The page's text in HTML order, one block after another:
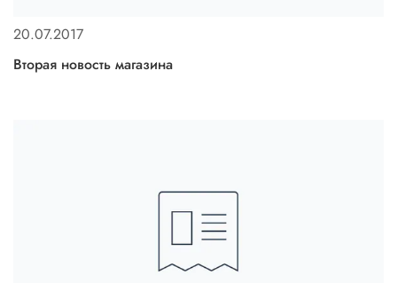
20.07.2017
Вторая новость магазина